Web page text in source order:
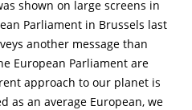
shown on large screens in
Parliament in Brussels last
another message than
European Parliament are
approach to our planet is
as an average European, we